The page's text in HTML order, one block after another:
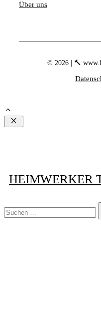
Über uns
© 2026 | 🔨
Schließen
HEIMWERKER
Suchen
nach: